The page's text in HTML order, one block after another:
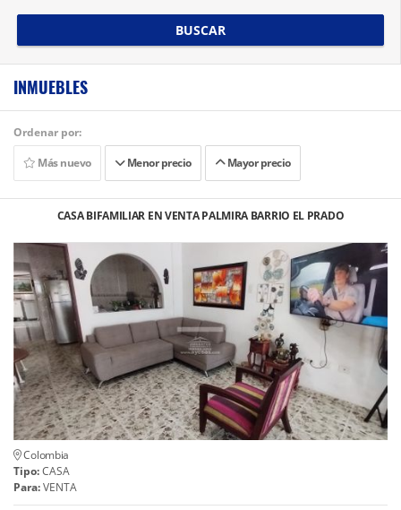
BUSCAR
INMUEBLES
Ordenar por:
Más nuevo
Menor precio Mayor precio
CASA BIFAMILIAR EN VENTA PALMIRA BARRIO EL PRADO
Colombia
Tipo:CASA
Para:VENTA